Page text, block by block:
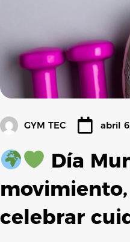
GYM TEC abril
Día
celebrar